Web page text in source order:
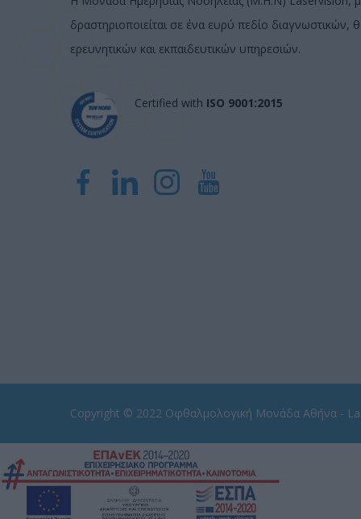
δραστηριοποιείται σε ένα ευρύ πεδίο διαγνωστικών,
ερευνητικών και εκπαιδευτικών υπηρεσιών.
Certified with ISO 9001:2015
Copyright © 2022 Οφθαλμολογική Μονάδα Αθήνα -